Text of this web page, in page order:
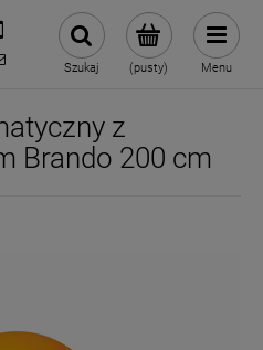
221002030
sklep@reklamydrukarnia.pl
(pusty)
Szukaj Menu
z
Brando 200 cm